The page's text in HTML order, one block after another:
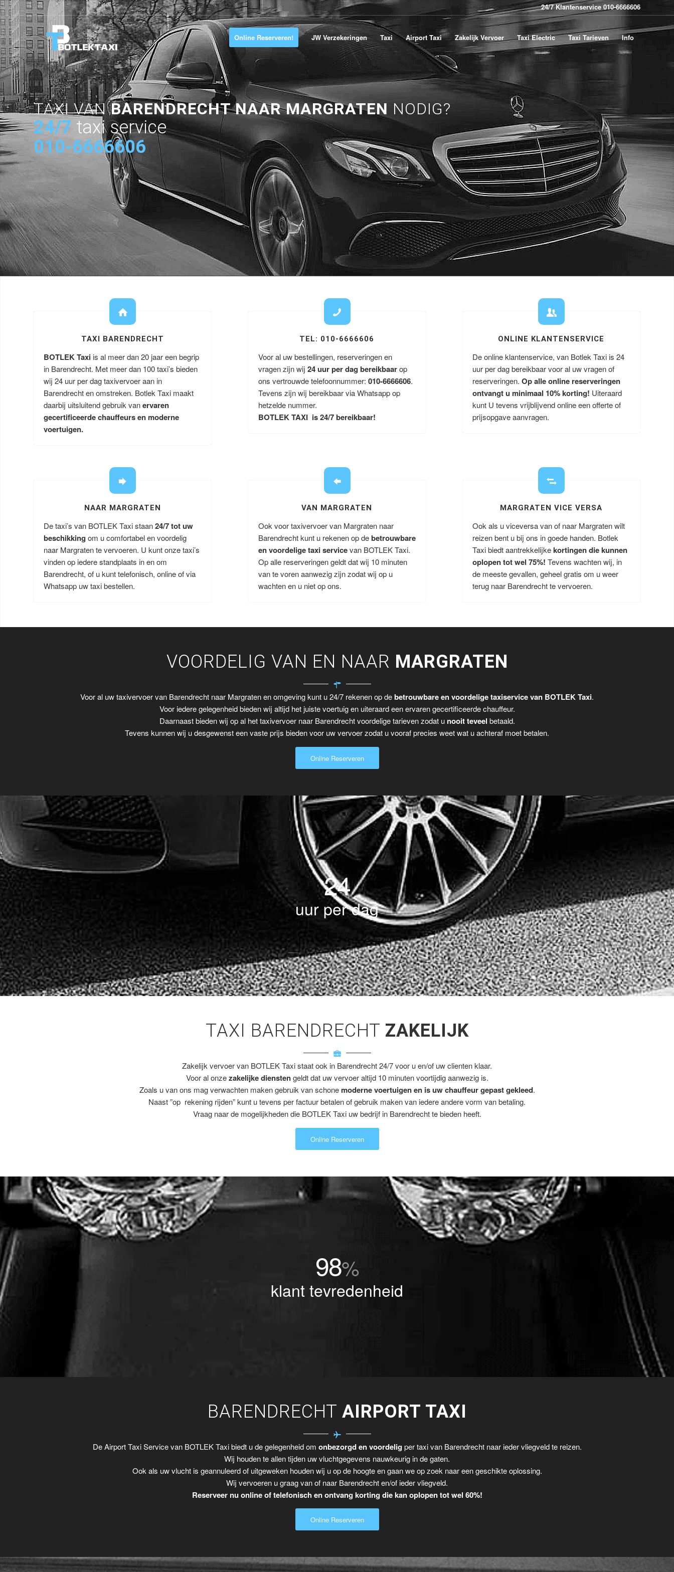
24/7 Klantenservice 010-6666606
Online Reserveren! JW Verzekeringen Taxi Airport Taxi Zakelijk Vervoer Taxi Electric Taxi Tarieven Info
TAXI VANBARENDRECHT NAAR MARGRATEN NODIG?
24/7 taxi service
010-6666606
TAXI BARENDRECHT
BOTLEK Taxi is al meer dan 20 jaar een begrip
in Barendrecht. Met meer dan 100 taxi’s bieden
wij 24 uur per dag taxivervoer aan in
Barendrecht en omstreken. Botlek Taxi maakt
daarbij uitsluitend gebruik vanervaren
gecertificeerde chauffeurs en moderne
voertuigen.
TEL: 010-6666606
Voor al uw bestellingen, reserveringen en
vragen zijn wij 24 uur per dag bereikbaarop
ons vertrouwde telefoonnummer: 010-6666606.
Tevens zijn wij bereikbaar via Whatsapp op
hetzelde nummer.
BOTLEK TAXI is 24/7 bereikbaar!
ONLINE KLANTENSERVICE
De online klantenservice, van Botlek Taxi is 24
uur per dag bereikbaar voor al uw vragen of
reserveringen.Op alle online reserveringen
ontvangt u minimaal 10% korting! Uiteraard
kunt U tevens vrijblijvend online een offerte of
prijsopgave aanvragen.
NAAR MARGRATEN
De taxi’s van BOTLEK Taxi staan24/7 tot uw
beschikking om u comfortabel en voordelig
naar Margraten te vervoeren. U kunt onze taxi’s
vinden op iedere standplaats in en om
Barendrecht, of u kunt telefonisch, online of via
Whatsapp uw taxi bestellen.
VAN MARGRATEN
Ook voor taxivervoer van Margraten naar
Barendrecht kunt u rekenen op debetrouwbare
en voordelige taxi servicevan BOTLEK Taxi.
Op alle reserveringen geldt dat wij 10 minuten
van te voren aanwezig zijn zodat wij op u
wachten en u niet op ons.
MARGRATEN VICE VERSA
Ook als u viceversa van of naar Margraten wilt
reizen bent u bij ons in goede handen. Botlek
Taxi biedt aantrekkelijkekortingen die kunnen
oplopen tot wel 75%!Tevens wachten wij, in
de meeste gevallen, geheel gratis om u weer
terug naar Barendrecht te vervoeren.
VOORDELIG VAN EN NAAR MARGRATEN
Voor al uw taxivervoer van Barendrecht naar Margraten en omgeving kunt u 24/7 rekenen op debetrouwbare en voordelige taxiservice van BOTLEK Taxi.
Voor iedere gelegenheid bieden wij altijd het juiste voertuig en uiteraard een ervaren gecertificeerde chauffeur.
Daarnaast bieden wij op al het taxivervoer naar Barendrecht voordelige tarieven zodat u nooit teveel betaald.
Tevens kunnen wij u desgewenst een vaste prijs bieden voor uw vervoer zodat u vooraf precies weet wat u achteraf moet betalen.
Online Reserveren
24
uur per dag
TAXI BARENDRECHT ZAKELIJK
Zakelijk vervoer van BOTLEK Taxi staat ook in Barendrecht 24/7 voor u en/of uw clienten klaar.
Voor al onzezakelijke dienstengeldt dat uw vervoer altijd 10 minuten voortijdig aanwezig is.
Zoals u van ons mag verwachten maken gebruik van schone moderne voertuigen en is uw chauffeur gepast gekleed.
Naast ”op rekening rijden” kunt u tevens per factuur betalen of gebruik maken van iedere andere vorm van betaling.
Vraag naar de mogelijkheden die BOTLEK Taxi uw bedrijf in Barendrecht te bieden heeft.
Online Reserveren
98%
klant tevredenheid
BARENDRECHT AIRPORT TAXI
De Airport Taxi Service van BOTLEK Taxi biedt u de gelegenheid om onbezorgd en voordelig per taxi van Barendrecht naar ieder vliegveld te reizen.
Wij houden te allen tijden uw vluchtgegevens nauwkeurig in de gaten.
Ook als uw vlucht is geannuleerd of uitgeweken houden wij u op de hoogte en gaan we op zoek naar een geschikte oplossing.
Wij vervoeren u graag van of naar Barendrecht en/of ieder vliegveld.
Reserveer nu online of telefonisch en ontvang korting die kan oplopen tot wel 60%!
Online Reserveren